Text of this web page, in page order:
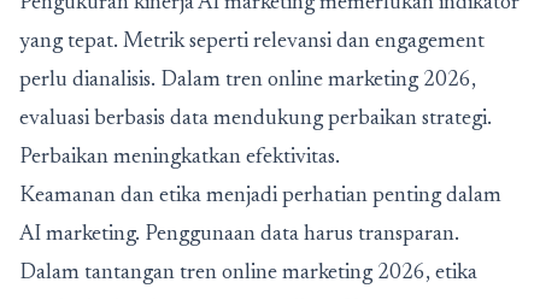
yang tepat. Metrik seperti relevansi dan engagement
perlu dianalisis. Dalam tren online marketing 2026,
evaluasi berbasis data mendukung perbaikan strategi.
Perbaikan meningkatkan efektivitas.
Keamanan dan etika menjadi perhatian penting dalam
AI marketing. Penggunaan data harus transparan.
Dalam tantangan tren online marketing 2026, etika